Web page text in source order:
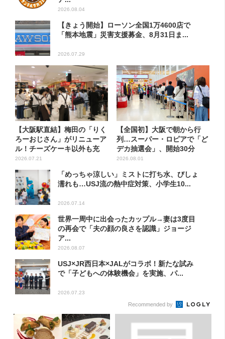
2026.08.04
【きょう開始】ローソン全国1万4600店で
「熊本地震」災害支援募金、8月31日ま...
2026.07.29
【大阪駅直結】梅田の「りく
ろーおじさん」がリニューア
ル！チーズケーキ以外も充
実…...
2026.07.21
【全国初】大阪で朝から行
列…スーパー・ロピアで「ど
デカ抽選会」、開始30分
で“1...
2026.08.01
「めっちゃ涼しい」ミストに打ち水、びしょ
濡れも…USJ流の熱中症対策、小学生10...
2026.07.14
世界一周中に出会ったカップル→妻は3度目
の再会で「夫の顔の良さを認識」ジョージ
ア...
2026.08.07
USJ×JR西日本×JALがコラボ！新たな試み
で「子どもへの体験機会」を実施、パ...
2026.07.23
Recommended by